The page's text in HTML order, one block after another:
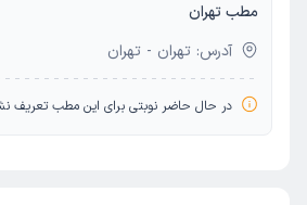
مطب تهران
آدرس: تهران - تهران
در حال حاضر نوبتی برای این مطب تعریف